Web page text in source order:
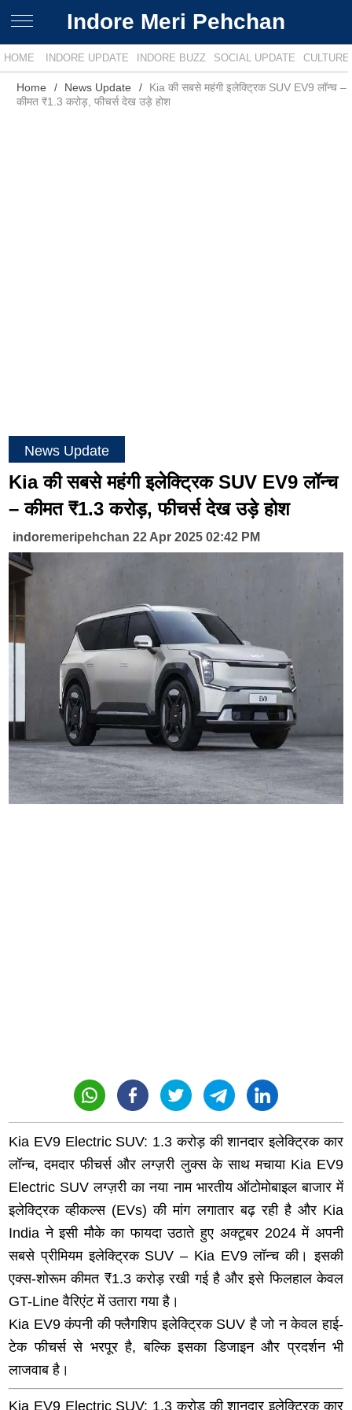
Indore Meri Pehchan
HOME INDORE UPDATE INDORE BUZZ SOCIAL UPDATE
Home News Update
Kia की सबसे महंगी इलेक्ट्रिक SUV EV9 लॉन्च –
कीमत ₹1.3 करोड़, फीचर्स देख उड़े होश
News Update
Kia की सबसे महंगी इलेक्ट्रिक SUV EV9 लॉन्च
– कीमत ₹1.3 करोड़, फीचर्स देख उड़े होश
indoremeripehchan 22 Apr 2025 02:42 PM
Kia EV9 Electric SUV: 1.3 करोड़ की शानदार इलेक्ट्रिक कार
लॉन्च, दमदार फीचर्स और लग्ज़री लुक्स के साथ मचाया Kia EV9
Electric SUV लग्ज़री का नया नाम भारतीय ऑटोमोबाइल बाजार में
इलेक्ट्रिक व्हीकल्स (EVs) की मांग लगातार बढ़ रही है और Kia
India ने इसी मौके का फायदा उठाते हुए अक्टूबर 2024 में अपनी
सबसे प्रीमियम इलेक्ट्रिक SUV – Kia EV9 लॉन्च की। इसकी
एक्स-शोरूम कीमत ₹1.3 करोड़ रखी गई है और इसे फिलहाल केवल
GT-Line वैरिएंट में उतारा गया है।
Kia EV9 कंपनी की फ्लैगशिप इलेक्ट्रिक SUV है जो न केवल हाई-
टेक फीचर्स से भरपूर है, बल्कि इसका डिजाइन और प्रदर्शन भी
लाजवाब है।
Kia EV9 Electric SUV: 1.3 करोड़ की शानदार इलेक्ट्रिक कार